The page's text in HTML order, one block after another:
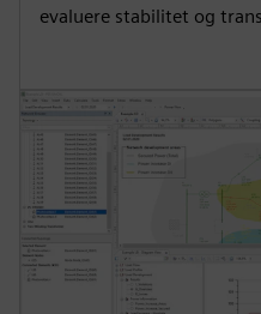
evaluere stabilitet og